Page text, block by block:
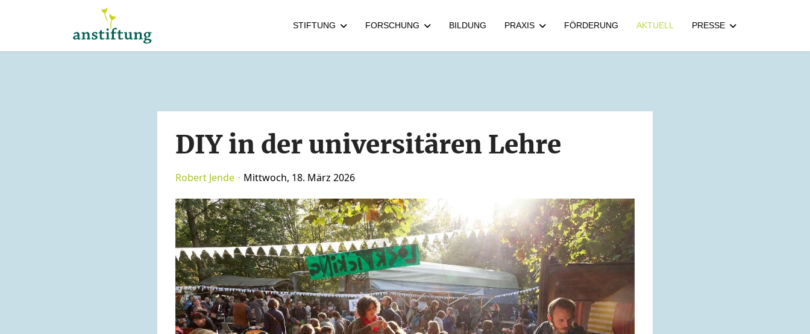
STIFTUNG FORSCHUNG BILDUNG PRAXIS FÖRDERUNG AKTUELL PRESSE
DIY in der universitären Lehre
Robert Jende Mittwoch, 18. März 2026